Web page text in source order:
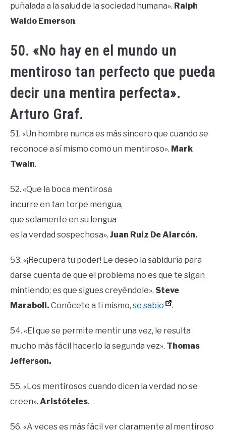
puñalada a la salud de la sociedad humana». Ralph
Waldo Emerson.
50. «No hay en el mundo un
mentiroso tan perfecto que pueda
decir una mentira perfecta».
Arturo Graf.
51. «Un hombre nunca es más sincero que cuando se
reconoce a sí mismo como un mentiroso». Mark
Twain.
52. «Que la boca mentirosa
incurre en tan torpe mengua,
que solamente en su lengua
es la verdad sospechosa». Juan Ruiz De Alarcón.
53. «¡Recupera tu poder! Le deseo la sabiduría para
darse cuenta de que el problema no es que te sigan
mintiendo; es que sigues creyéndole». Steve
Maraboli. Conócete a ti mismo, se sabio .
54. «El que se permite mentir una vez, le resulta
mucho más fácil hacerlo la segunda vez». Thomas
Jefferson.
55. «Los mentirosos cuando dicen la verdad no se
creen». Aristóteles.
56. «A veces es más fácil ver claramente al mentiroso